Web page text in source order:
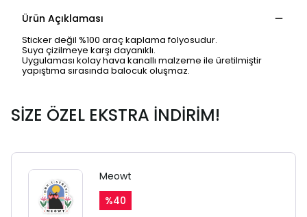
Ürün Açıklaması
Sticker değil %100 araç kaplama folyosudur.
Suya çizilmeye karşı dayanıklı.
Uygulaması kolay hava kanallı malzeme ile üretilmiştir
yapıştıma sırasında balocuk oluşmaz.
SİZE ÖZEL EKSTRA İNDİRİM!
Meowt
%40